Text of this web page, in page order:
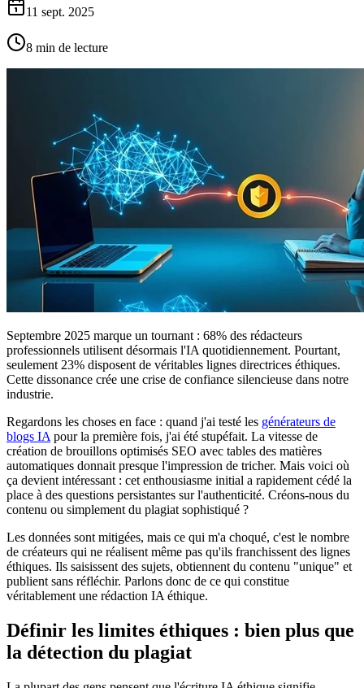
11 sept. 2025
8 min de lecture
Septembre 2025 marque un tournant : 68% des rédacteurs
professionnels utilisent désormais l'IA quotidiennement. Pourtant,
seulement 23% disposent de véritables lignes directrices éthiques.
Cette dissonance crée une crise de confiance silencieuse dans notre
industrie.
Regardons les choses en face : quand j'ai testé les générateurs de
blogs IA pour la première fois, j'ai été stupéfait. La vitesse de
création de brouillons optimisés SEO avec tables des matières
automatiques donnait presque l'impression de tricher. Mais voici où
ça devient intéressant : cet enthousiasme initial a rapidement cédé la
place à des questions persistantes sur l'authenticité. Créons-nous du
contenu ou simplement du plagiat sophistiqué ?
Les données sont mitigées, mais ce qui m'a choqué, c'est le nombre
de créateurs qui ne réalisent même pas qu'ils franchissent des lignes
éthiques. Ils saisissent des sujets, obtiennent du contenu "unique" et
publient sans réfléchir. Parlons donc de ce qui constitue
véritablement une rédaction IA éthique.
Définir les limites éthiques : bien plus que
la détection du plagiat